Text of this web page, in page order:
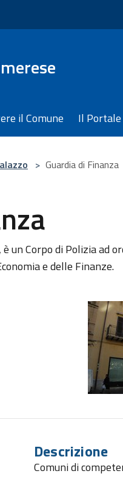
il Comune Il
> Guardia di Finanza
un Corpo di Polizia ad
e delle Finanze.
Descrizione
Comuni di